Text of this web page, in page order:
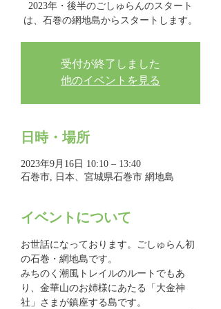
2023年・後半のごしゅらんのスタート
は、石巻の網地島からスタートします。
受付が終了しました
他のイベントを見る
日時・場所
2023年9月16日 10:10 – 13:40
石巻市, 日本、宮城県石巻市 網地島
イベントについて
お世話になっております。ごしゅらん初
の石巻・網地島です。
みちのく潮風トレイルのルートでもあ
り、金華山のお姉様にあたる「大金神
社」さまが鎮座する島です。